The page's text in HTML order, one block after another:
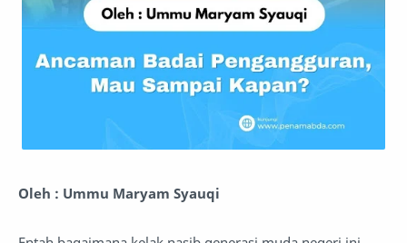
Oleh : Ummu Maryam Syauqi